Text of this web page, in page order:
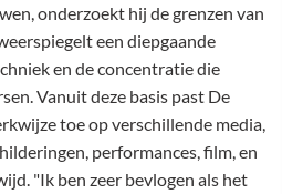
onderzoekt hij de grenzen van
een diepgaande
en de concentratie die
Vanuit deze basis past De
toe op verschillende media,
performances, film, en
"Ik ben zeer bevlogen als het